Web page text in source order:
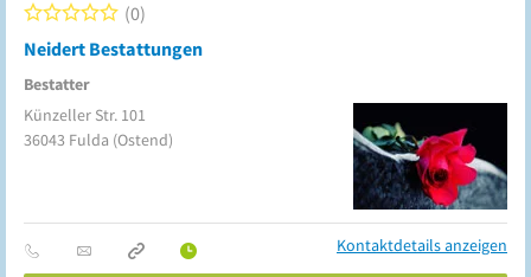
Neidert Bestattungen
Bestatter
0
Künzeller Str. 101
36043 Fulda (Ostend)
Kontaktdetails anzeigen